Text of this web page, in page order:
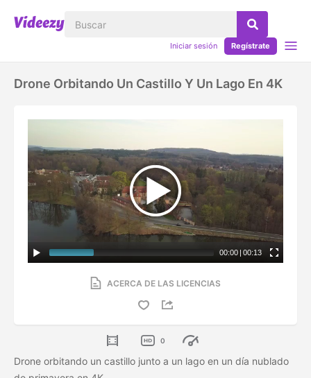
Iniciar sesión Regístrate
Drone Orbitando Un Castillo Y Un Lago En 4K
00:00 | 00:13
ACERCA DE LAS LICENCIAS
0
Drone orbitando un castillo junto a un lago en un día nublado